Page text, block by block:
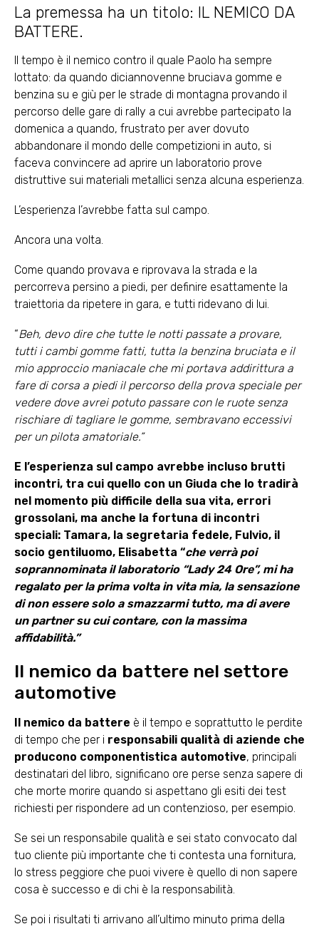
La premessa ha un titolo: IL NEMICO DA
BATTERE.
Il tempo è il nemico contro il quale Paolo ha sempre
lottato: da quando diciannovenne bruciava gomme e
benzina su e giù per le strade di montagna provando il
percorso delle gare di rally a cui avrebbe partecipato la
domenica a quando, frustrato per aver dovuto
abbandonare il mondo delle competizioni in auto, si
faceva convincere ad aprire un laboratorio prove
distruttive sui materiali metallici senza alcuna esperienza.
L’esperienza l’avrebbe fatta sul campo.
Ancora una volta.
Come quando provava e riprovava la strada e la
percorreva persino a piedi, per definire esattamente la
traiettoria da ripetere in gara, e tutti ridevano di lui.
“Beh, devo dire che tutte le notti passate a provare,
tutti i cambi gomme fatti, tutta la benzina bruciata e il
mio approccio maniacale che mi portava addirittura a
fare di corsa a piedi il percorso della prova speciale per
vedere dove avrei potuto passare con le ruote senza
rischiare di tagliare le gomme, sembravano eccessivi
per un pilota amatoriale.”
E l’esperienza sul campo avrebbe incluso brutti
incontri, tra cui quello con un Giuda che lo tradirà
nel momento più difficile della sua vita, errori
grossolani, ma anche la fortuna di incontri
speciali: Tamara, la segretaria fedele, Fulvio, il
socio gentiluomo, Elisabetta “che verrà poi
soprannominata il laboratorio “Lady 24 Ore”, mi ha
regalato per la prima volta in vita mia, la sensazione
di non essere solo a smazzarmi tutto, ma di avere
un partner su cui contare, con la massima
affidabilità.”
Il nemico da battere nel settore
automotive
Il nemico da battere è il tempo e soprattutto le perdite
di tempo che per i responsabili qualità di aziende che
producono componentistica automotive, principali
destinatari del libro, significano ore perse senza sapere di
che morte morire quando si aspettano gli esiti dei test
richiesti per rispondere ad un contenzioso, per esempio.
Se sei un responsabile qualità e sei stato convocato dal
tuo cliente più importante che ti contesta una fornitura,
lo stress peggiore che puoi vivere è quello di non sapere
cosa è successo e di chi è la responsabilità.
Se poi i risultati ti arrivano all’ultimo minuto prima della